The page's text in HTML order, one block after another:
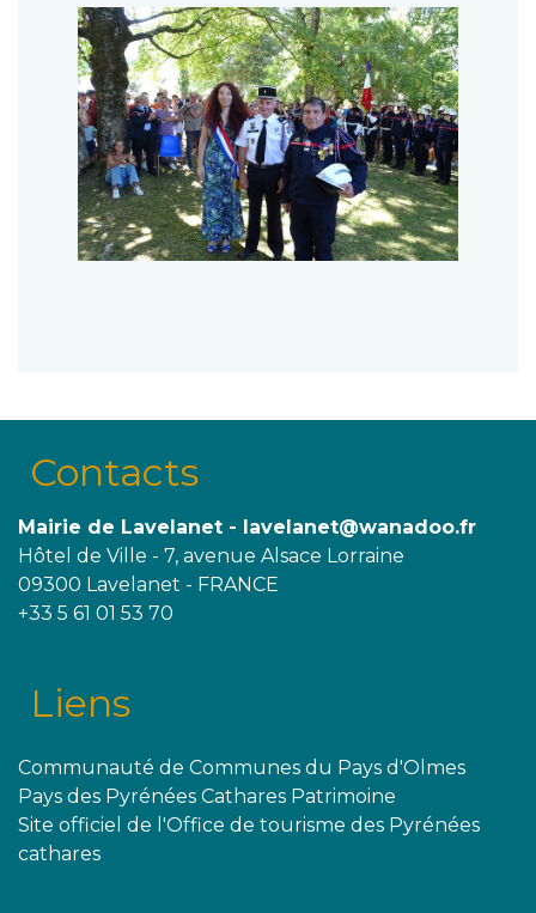
Contacts
Mairie de Lavelanet - lavelanet@wanadoo.fr
Hôtel de Ville - 7, avenue Alsace Lorraine
09300 Lavelanet - FRANCE
+33 5 61 01 53 70
Liens
Communauté de Communes du Pays d'Olmes
Pays des Pyrénées Cathares Patrimoine
Site officiel de l'Office de tourisme des Pyrénées
cathares